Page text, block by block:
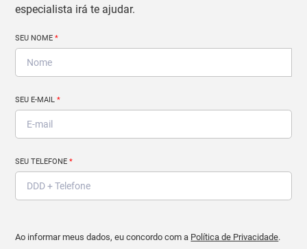
especialista irá te ajudar.
SEU NOME*
SEU E-MAIL*
SEU TELEFONE*
Ao informar meus dados, eu concordo com a Política de Privacidade.